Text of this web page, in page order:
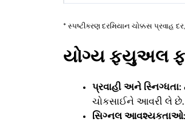
* સ્પષ્ટીકરણ દરમિયાન ચોક્કસ પ્રવાહ
યોગ્ય ફ્યુઅલ
પ્રવાહી અને સ્નિગ્ધતા:
ચોકસાઈને આવરી લે છે.
સિગ્નલ આવશ્યકતાઓ: